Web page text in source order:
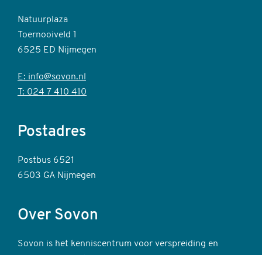
Natuurplaza
Toernooiveld 1
6525 ED Nijmegen
E: info@sovon.nl
T: 024 7 410 410
Postadres
Postbus 6521
6503 GA Nijmegen
Over Sovon
Sovon is het kenniscentrum voor verspreiding en